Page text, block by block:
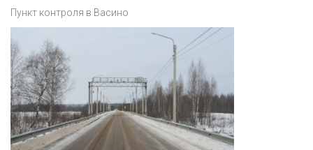
Пункт контроля в Васино